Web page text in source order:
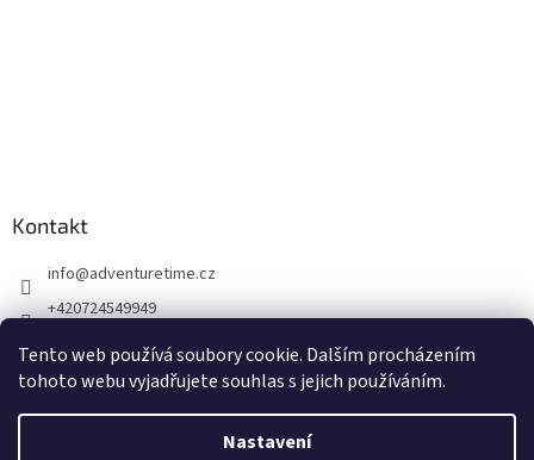
Tento web používá soubory cookie. Dalším procházením
tohoto webu vyjadřujete souhlas s jejich používáním.
Nastavení
Kontakt
info@adventuretime.cz
+420724549949
+420606618099
Vytvořil Shoptet